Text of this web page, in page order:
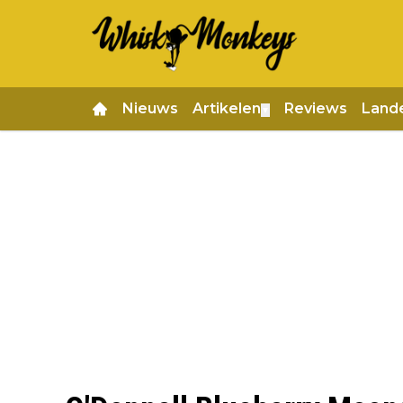
Nieuws Artikelen Reviews